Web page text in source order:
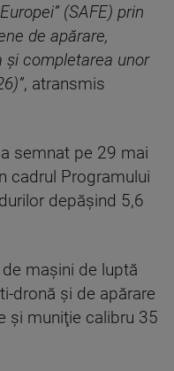
(SAFE) prin
de apărare,
completarea unor
, atransmis
semnat pe 29 mai
cadrul Programului
depăşind 5,6
maşini de luptă
dronă şi de apărare
şi muniţie calibru 35